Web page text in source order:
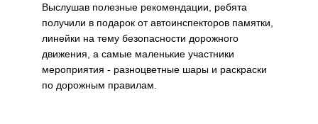
Выслушав полезные рекомендации, ребята
получили в подарок от автоинспекторов памятки,
линейки на тему безопасности дорожного
движения, а самые маленькие участники
мероприятия - разноцветные шары и раскраски
по дорожным правилам.